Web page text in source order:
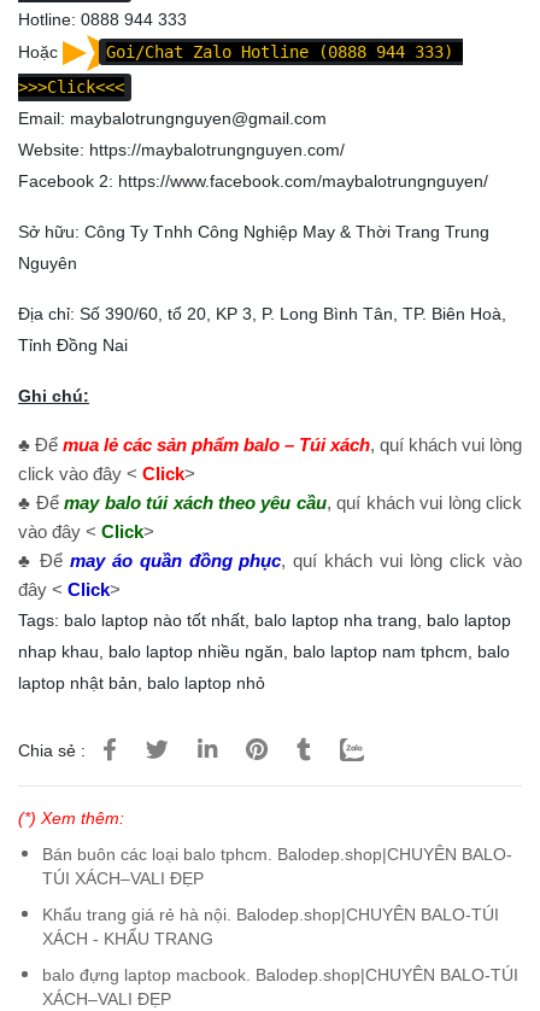
Hotline: 0888 944 333
Hoặc
Goi/Chat Zalo Hotline (0888 944 333)
>>>Click<<<
Email: maybalotrungnguyen@gmail.com
Website: https://maybalotrungnguyen.com/
Facebook 2: https://www.facebook.com/maybalotrungnguyen/
Sở hữu: Công Ty Tnhh Công Nghiệp May & Thời Trang Trung
Nguyên
Địa chỉ: Số 390/60, tổ 20, KP 3, P. Long Bình Tân, TP. Biên Hoà,
Tỉnh Đồng Nai
Ghi chú:
♣ Để mua lẻ các sản phẩm balo – Túi xách, quí khách vui lòng
click vào đây < Click>
♣ Đểmay balo túi xách theo yêu cầu, quí khách vui lòng click
vào đây < Click>
♣ Để may áo quần đồng phục, quí khách vui lòng click vào
đây < Click>
Tags: balo laptop nào tốt nhất, balo laptop nha trang, balo laptop
nhap khau, balo laptop nhiều ngăn, balo laptop nam tphcm, balo
laptop nhật bản, balo laptop nhỏ
Chia sẻ :
(*) Xem thêm:
Bán buôn các loại balo tphcm. Balodep.shop|CHUYÊN BALO-
TÚI XÁCH–VALI ĐẸP
Khẩu trang giá rẻ hà nội. Balodep.shop|CHUYÊN BALO-TÚI
XÁCH - KHẨU TRANG
balo đựng laptop macbook. Balodep.shop|CHUYÊN BALO-TÚI
XÁCH–VALI ĐẸP